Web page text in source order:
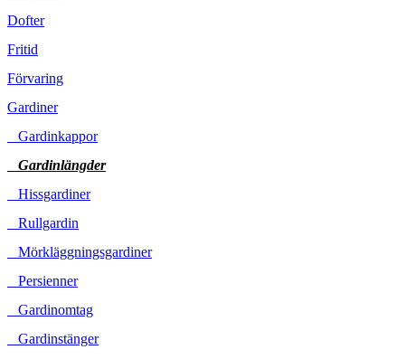
Dofter
Fritid
Förvaring
Gardiner
Gardinkappor
Gardinlängder
Hissgardiner
Rullgardin
Mörkläggningsgardiner
Persienner
Gardinomtag
Gardinstänger